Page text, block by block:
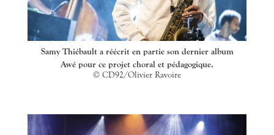
Samy Thiébault a réécrit en partie son dernier album
Awé pour ce projet choral et pédagogique.
© CD92/Olivier Ravoire